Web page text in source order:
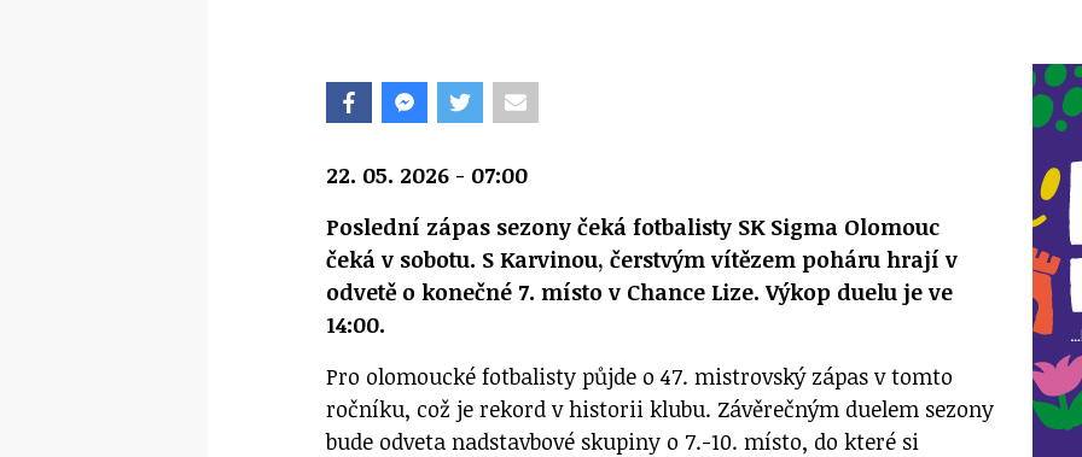
22. 05. 2026 - 07:00
Poslední zápas sezony čeká fotbalisty SK Sigma Olomouc
čeká v sobotu. S Karvinou, čerstvým vítězem poháru hrají v
odvetě o konečné 7. místo v Chance Lize. Výkop duelu je ve
14:00.
Pro olomoucké fotbalisty půjde o 47. mistrovský zápas v tomto
ročníku, což je rekord v historii klubu. Závěrečným duelem sezony
bude odveta nadstavbové skupiny o 7.-10. místo, do které si